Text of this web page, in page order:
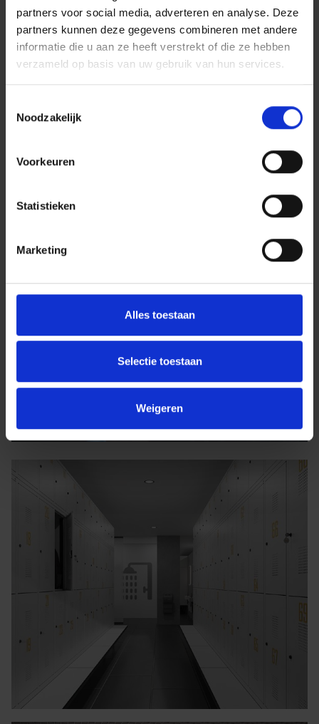
partners voor social media, adverteren en analyse. Deze
partners kunnen deze gegevens combineren met andere
informatie die u aan ze heeft verstrekt of die ze hebben
verzameld op basis van uw gebruik van hun services.
Noodzakelijk
Voorkeuren
Statistieken
Marketing
Alles toestaan
Selectie toestaan
Weigeren